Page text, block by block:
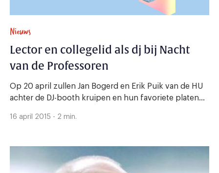
Nieuws
Lector en collegelid als dj bij Nacht
van de Professoren
Op 20 april zullen Jan Bogerd en Erik Puik van de HU
achter de DJ-booth kruipen en hun favoriete platen...
16 april 2015 - 2 min.